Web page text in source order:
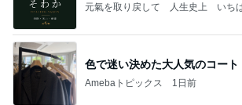
元氣を取り戻して 人生史上 いち
色で迷い決めた大人気のコート
Amebaトピックス 1日前